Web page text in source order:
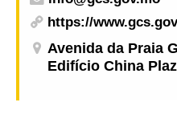
https://
Avenida da Praia
Edifício China